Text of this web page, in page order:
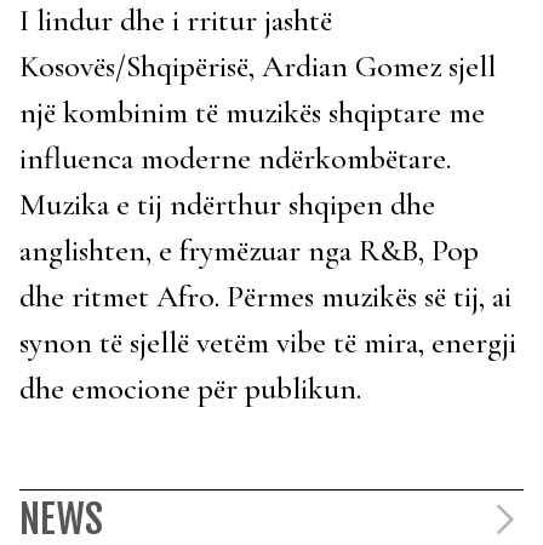
I lindur dhe i rritur jashtë
Kosovës/Shqipërisë, Ardian Gomez sjell
një kombinim të muzikës shqiptare me
influenca moderne ndërkombëtare.
Muzika e tij ndërthur shqipen dhe
anglishten, e frymëzuar nga R&B, Pop
dhe ritmet Afro. Përmes muzikës së tij, ai
synon të sjellë vetëm vibe të mira, energji
dhe emocione për publikun.
NEWS